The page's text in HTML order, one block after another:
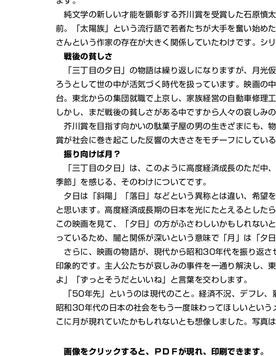
純文学の新しい才能を顕彰する芥川賞を受賞した石原慎
前。「太陽族」という流行語で若者たちが大手を奮い始め
さんという作家の存在が大きく関係していたわけです。シ
戦後の貧しさ
「三丁目の夕日」の物語は繰り返しになりますが、月光
ろうとして世の中が活気づく時代を扱っています。映画の
台。東北からの集団就職で上京し、家族経営の自動車修理
しかし、まだ戦後の貧しさがある中ですから人々の哀しみ
芥川賞を目指す向かいの駄菓子屋の男の生きざまにも、
賞が社会に巻き起こした反響の大きさをモチーフにしてい
振り向けば月？
「三丁目の夕日」は、このように高度経済成長のただ中
季節」を感じる、そのわけについてです。
夕日は「斜陽」「落日」などという異称とは違い、希望
と思います。高度経済成長期の日本を光にたとえるとした
この映画を見て、「夕日」の方がふさわしいかもしれない
っているため、闇と関係が深いという意味で「月」は「夕
さらに、映画の物語が、現代から昭和30年代を振り返さ
印象的です。主人公たちが哀しみの事件を一通り解決し
よ」「ずっとそうだといいね」と言葉を交わします。
「50年先」というのは現代のこと。経済不況、デフレ、
昭和30年代の日本の社会をもう一度味わってほしいとい
こに月が現れていたかもしれないとも想像しました。写真
画像をクリックすると、ＰＤＦが現れ、印刷できます。